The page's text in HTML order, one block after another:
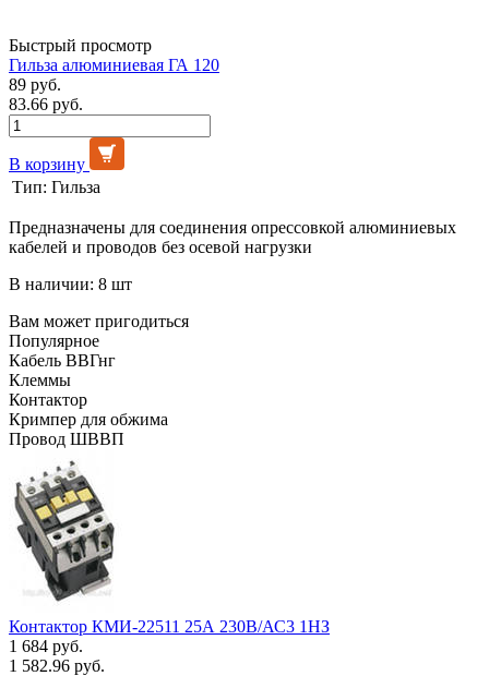
Быстрый просмотр
Гильза алюминиевая ГА 120
89 руб.
83.66 руб.
В корзину
Тип: Гильза
Предназначены для соединения опрессовкой алюминиевых
кабелей и проводов без осевой нагрузки
В наличии: 8 шт
Вам может пригодиться
Популярное
Кабель ВВГнг
Клеммы
Контактор
Кримпер для обжима
Провод ШВВП
Контактор КМИ-22511 25А 230В/АС3 1НЗ
1 684 руб.
1 582.96 руб.